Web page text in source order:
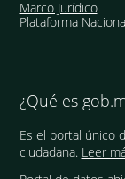
Marco Jurídico
Plataforma
¿Qué es
Es el portal único
ciudadana. Leer